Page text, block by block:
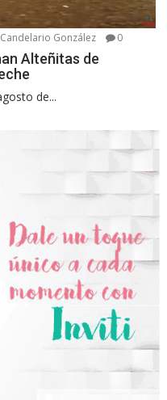
Candelario González 0
Alteñitas de
de...